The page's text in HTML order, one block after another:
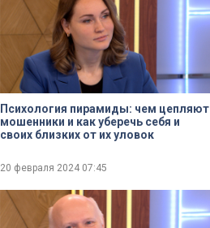
Психология пирамиды: чем цепляют
мошенники и как уберечь себя и
своих близких от их уловок
20 февраля 2024 07:45